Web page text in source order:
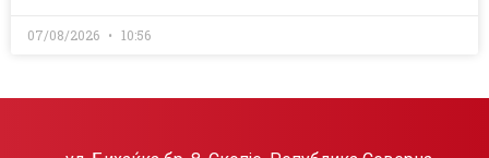
07/08/2026 10:56